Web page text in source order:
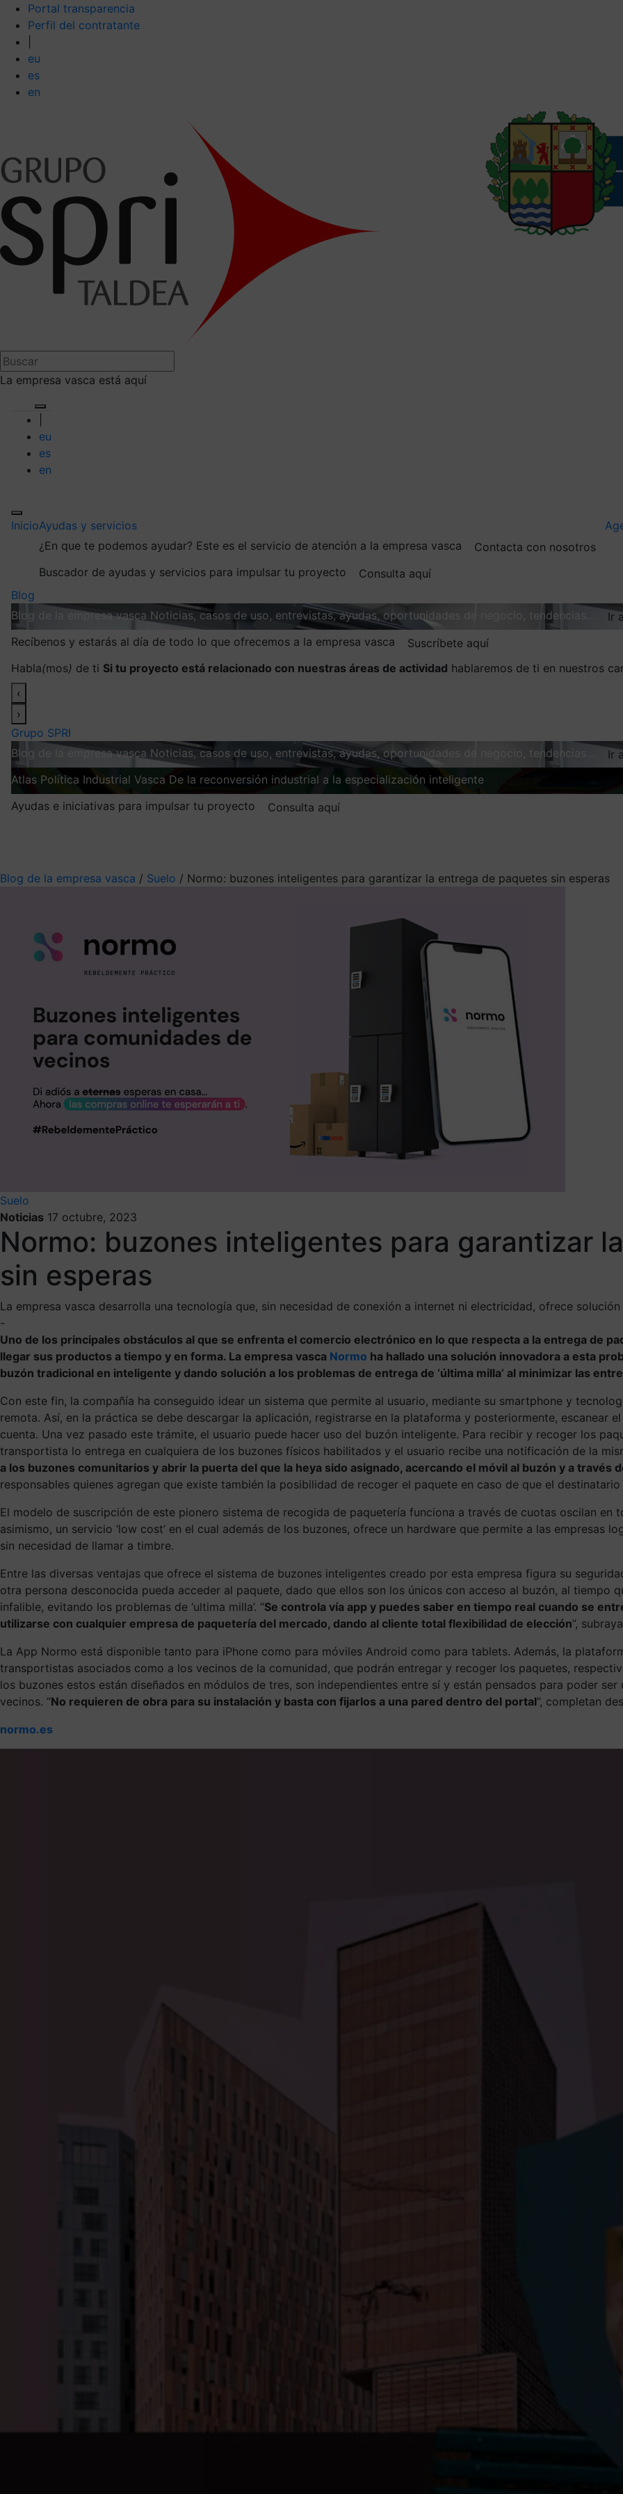
Portal transparencia
Perfil del contratante
eu
es
en
La empresa vasca está aquí
eu
es
en
InicioAyudas y servicios
¿En que te podemos ayudar? Este es el servicio de atención a la empresa vasca
Contacta con nosotros
Buscador de ayudas y servicios para impulsar tu proyecto
Consulta aquí
Blog
Blog de la empresa vasca Noticias, casos de uso, entrevistas, ayudas, oportunidades de negocio, tendencias…
Ir
Recíbenos y estarás al día de todo lo que ofrecemos a la empresa vasca
Suscríbete aquí
Habla(mos) de ti Si tu proyecto está relacionado con nuestras áreas de actividad hablaremos de ti en nuestros
‹
›
Grupo SPRI
Blog de la empresa vasca Noticias, casos de uso, entrevistas, ayudas, oportunidades de negocio, tendencias…
Ir
Atlas Política Industrial Vasca De la reconversión industrial a la especialización inteligente
Ayudas e iniciativas para impulsar tu proyecto
Consulta aquí
Blog de la empresa vasca / Suelo / Normo: buzones inteligentes para garantizar la entrega de paquetes sin esperas
Suelo
Noticias 17 octubre, 2023
Normo: buzones inteligentes para garantizar
sin esperas
La empresa vasca desarrolla una tecnología que, sin necesidad de conexión a internet ni electricidad, ofrece
-
Uno de los principales obstáculos al que se enfrenta el comercio electrónico en lo que respecta a la entrega de
llegar sus productos a tiempo y en forma. La empresa vasca Normo ha hallado una solución innovadora a esta
buzón tradicional en inteligente y dando solución a los problemas de entrega de ‘última milla’ al minimizar las
Con este fin, la compañía ha conseguido idear un sistema que permite al usuario, mediante su smartphone y
remota. Así, en la práctica se debe descargar la aplicación, registrarse en la plataforma y posteriormente, escanear
cuenta. Una vez pasado este trámite, el usuario puede hacer uso del buzón inteligente. Para recibir y recoger los
transportista lo entrega en cualquiera de los buzones físicos habilitados y el usuario recibe una notificación de la
a los buzones comunitarios y abrir la puerta del que la heya sido asignado, acercando el móvil al buzón y a
responsables quienes agregan que existe también la posibilidad de recoger el paquete en caso de que el
El modelo de suscripción de este pionero sistema de recogida de paquetería funciona a través de cuotas oscilan en
asimismo, un servicio ‘low cost’ en el cual además de los buzones, ofrece un hardware que permite a las empresas
sin necesidad de llamar a timbre.
Entre las diversas ventajas que ofrece el sistema de buzones inteligentes creado por esta empresa figura su
otra persona desconocida pueda acceder al paquete, dado que ellos son los únicos con acceso al buzón, al
infalible, evitando los problemas de ‘ultima milla’. “Se controla vía app y puedes saber en tiempo real cuando se
utilizarse con cualquier empresa de paquetería del mercado, dando al cliente total flexibilidad de elección”,
La App Normo está disponible tanto para iPhone como para móviles Android como para tablets. Además, la
transportistas asociados como a los vecinos de la comunidad, que podrán entregar y recoger los paquetes,
los buzones estos están diseñados en módulos de tres, son independientes entre sí y están pensados para poder
vecinos. “No requieren de obra para su instalación y basta con fijarlos a una pared dentro del portal”, completan
normo.es